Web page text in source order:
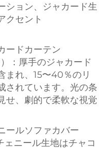
ション、ジャカード生
クセント
ードカーテン
：厚手のジャカード
まれ、15〜40％のリ
されています。光の条
せ、劇的で柔軟な視覚
ールソファカバー
ェニール生地はチャコ